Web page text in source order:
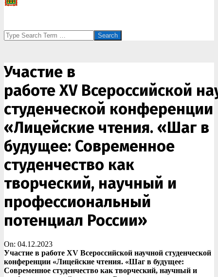
Search
Участие в
работе XV Всероссийской
студенческой конференции
«Лицейские чтения. «Шаг в
будущее: Современное
студенчество как
творческий, научный и
профессиональный
потенциал России»
On: 04.12.2023
Участие в работе XV Всероссийской научной студенческой
конференции «Лицейские чтения. «Шаг в будущее:
Современное студенчество как творческий, научный и